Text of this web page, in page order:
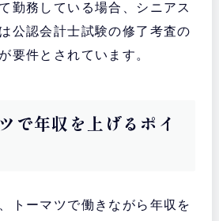
勤務している場合、シニアス
公認会計士試験の修了考査の
要件とされています。
で年収を上げるポイ
トーマツで働きながら年収を